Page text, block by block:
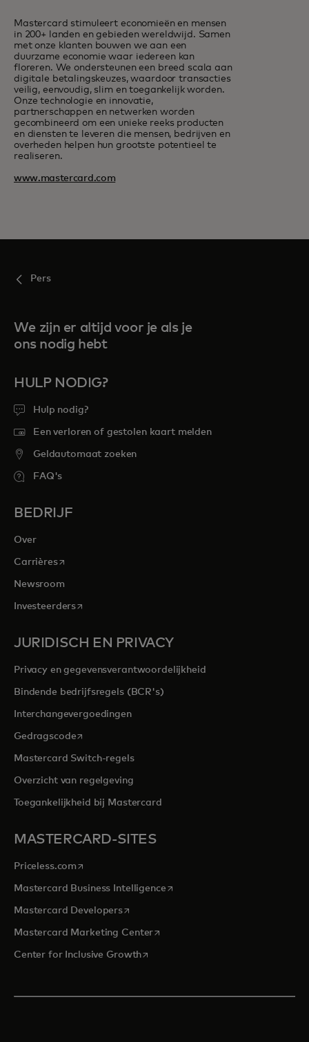
Mastercard stimuleert economieën en mensen
in 200+ landen en gebieden wereldwijd. Samen
met onze klanten bouwen we aan een
duurzame economie waar iedereen kan
floreren. We ondersteunen een breed scala aan
digitale betalingskeuzes, waardoor transacties
veilig, eenvoudig, slim en toegankelijk worden.
Onze technologie en innovatie,
partnerschappen en netwerken worden
gecombineerd om een unieke reeks producten
en diensten te leveren die mensen, bedrijven en
overheden helpen hun grootste potentieel te
realiseren.
www.mastercard.com
Pers
We zijn er altijd voor je als je
ons nodig hebt
HULP NODIG?
Hulp nodig?
Een verloren of gestolen kaart melden
Geldautomaat zoeken
FAQ's
BEDRIJF
Over
Carrièresopens in a new tab
Newsroom
Investeerdersopens in a new tab
JURIDISCH EN PRIVACY
Privacy en gegevensverantwoordelijkheid
Bindende bedrijfsregels (BCR's)
Interchangevergoedingen
Gedragscodeopens in a new tab
Mastercard Switch-regels
Overzicht van regelgeving
Toegankelijkheid bij Mastercard
MASTERCARD-SITES
Priceless.com opens in a new tab
Mastercard Business Intelligenceopens in a new tab
Mastercard Developersopens in a new tab
Mastercard Marketing Centeropens in a new tab
Center for Inclusive Growthopens in a new tab